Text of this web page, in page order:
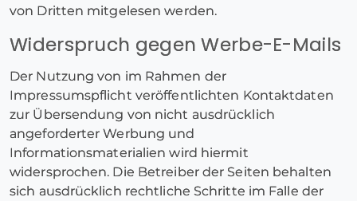
von Dritten mitgelesen werden.
Widerspruch gegen Werbe-E-Mails
Der Nutzung von im Rahmen der
Impressumspflicht veröffentlichten Kontaktdaten
zur Übersendung von nicht ausdrücklich
angeforderter Werbung und
Informationsmaterialien wird hiermit
widersprochen. Die Betreiber der Seiten behalten
sich ausdrücklich rechtliche Schritte im Falle der